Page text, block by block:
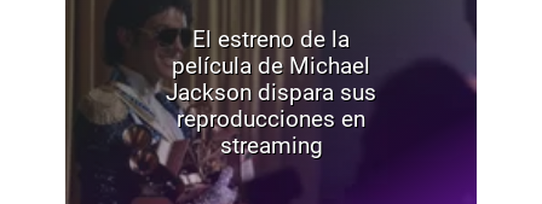
El estreno de la
película de Michael
Jackson dispara sus
reproducciones en
streaming